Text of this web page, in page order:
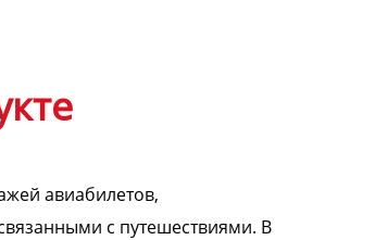
авиабилетов,
с путешествиями. В